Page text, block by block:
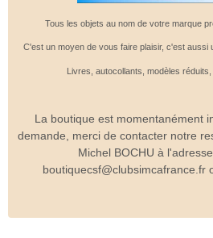
Tous les objets au nom de votre marque
C'est un moyen de vous faire plaisir, c'est aussi
Livres, autocollants, modèles
La boutique est momentanément
demande, merci de contacter notre
Michel BOCHU à
boutiquecsf@clubsimcafrance.fr